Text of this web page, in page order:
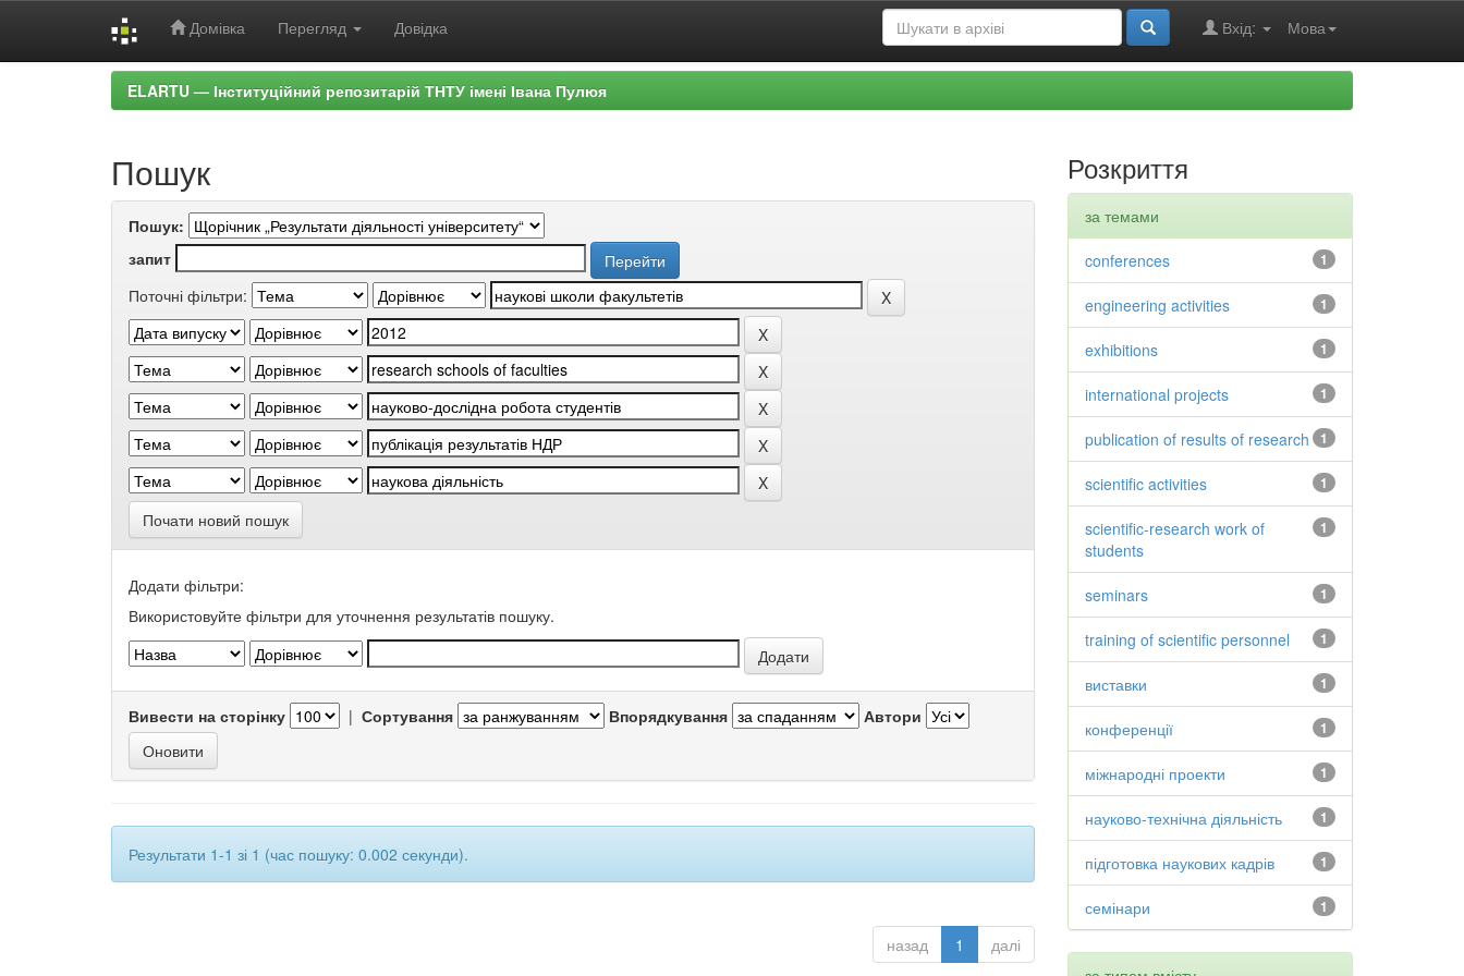
Домівка Перегляд Довідка Мова
Вхід:
ELARTU — Інституційний репозитарій ТНТУ імені Івана Пулюя
Пошук
Пошук:
запит
Поточні фільтри:
Почати новий пошук
Додати фільтри:
Використовуйте фільтри для уточнення результатів пошуку.
Вивести на сторінку | Сортування Впорядкування Автори
Результати 1-1 зі 1 (час пошуку: 0.002 секунди).
назад 1 далі
Розкриття
за темами
1
conferences
1
engineering activities
1
exhibitions
1
international projects
1
publication of results of research
1
scientific activities
1
scientific-research work of
students
1
seminars
1
training of scientific personnel
1
виставки
1
конференції
1
міжнародні проекти
1
науково-технічна діяльність
1
підготовка наукових кадрів
1
семінари